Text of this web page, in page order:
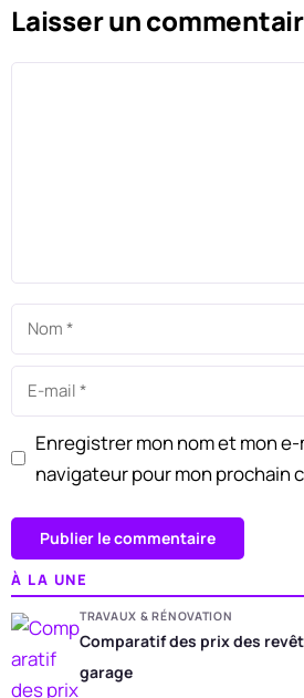
Laisser un
Nom
mail
Enregistrer mon nom et mon e-
navigateur pour mon prochain
À LA UNE
TRAVAUX & RÉNOVATION
Comparatif des prix des
garage